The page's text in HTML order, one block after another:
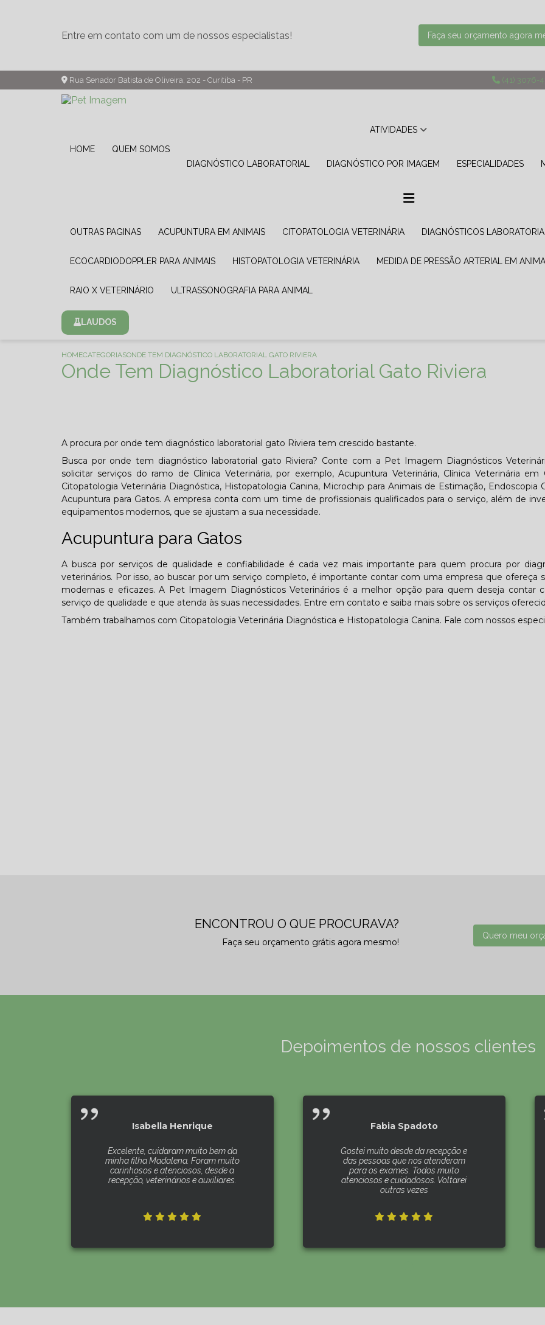
Entre em contato com um de nossos especialistas! Faça seu orçamento agora
Rua Senador Batista de Oliveira, 202 - Curitiba - PR (41) 3076-
HOME QUEM SOMOS
ATIVIDADES
DIAGNÓSTICO LABORATORIAL DIAGNÓSTICO POR IMAGEM ESPECIALIDADES
OUTRAS PAGINAS ACUPUNTURA EM ANIMAIS CITOPATOLOGIA VETERINÁRIA DIAGNÓSTICOS
ECOCARDIODOPPLER PARA ANIMAIS HISTOPATOLOGIA VETERINÁRIA MEDIDA DE PRESSÃO ARTERIAL EM
RAIO X VETERINÁRIO ULTRASSONOGRAFIA PARA ANIMAL
LAUDOS
HOMECATEGORIASONDE TEM DIAGNÓSTICO LABORATORIAL GATO RIVIERA
Onde Tem Diagnóstico Laboratorial Gato Riviera
A procura por onde tem diagnóstico laboratorial gato Riviera tem crescido bastante.
Busca por onde tem diagnóstico laboratorial gato Riviera? Conte com a Pet Imagem Diagnósticos
solicitar serviços do ramo de Clínica Veterinária, por exemplo, Acupuntura Veterinária, Clínica Veterinária em
Citopatologia Veterinária Diagnóstica, Histopatologia Canina, Microchip para Animais de Estimação, Endoscopia
Acupuntura para Gatos. A empresa conta com um time de profissionais qualificados para o serviço, além de
equipamentos modernos, que se ajustam a sua necessidade.
Acupuntura para Gatos
A busca por serviços de qualidade e confiabilidade é cada vez mais importante para quem procura por
veterinários. Por isso, ao buscar por um serviço completo, é importante contar com uma empresa que ofereça
modernas e eficazes. A Pet Imagem Diagnósticos Veterinários é a melhor opção para quem deseja contar
serviço de qualidade e que atenda às suas necessidades. Entre em contato e saiba mais sobre os serviços
Também trabalhamos com Citopatologia Veterinária Diagnóstica e Histopatologia Canina. Fale com nossos
ENCONTROU O QUE PROCURAVA?
Faça seu orçamento grátis agora mesmo!
Quero meu
Depoimentos de nossos clientes
Isabella Henrique
Excelente, cuidaram muito bem da
minha filha Madalena. Foram muito
carinhosos e atenciosos, desde a
recepção, veterinários e auxiliares.
Fabia Spadoto
Gostei muito desde da recepção e
das pessoas que nos atenderam
para os exames. Todos muito
atenciosos e cuidadosos. Voltarei
outras vezes